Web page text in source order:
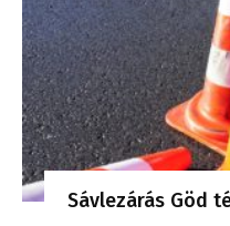
Sávlezárás Göd